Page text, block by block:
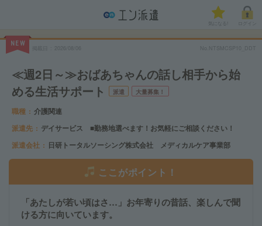
気になる!
NEW
No.NTSMCSP10_DDT
≪週2日～≫おばあちゃんの話し相手から始
める生活サポート
派遣 大量募集！
職種
介護関連
派遣先
デイサービス ■勤務地選べます！お気軽にご相談ください！
派遣会社
日研トータルソーシング株式会社 メディカルケア事業部
ここがポイント！
「あたしが若い頃はさ…」お年寄りの昔話、楽しんで聞
ける方に向いています。